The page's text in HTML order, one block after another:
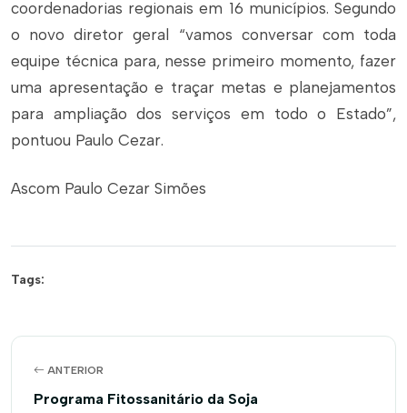
coordenadorias regionais em 16 municípios. Segundo
o novo diretor geral “vamos conversar com toda
equipe técnica para, nesse primeiro momento, fazer
uma apresentação e traçar metas e planejamentos
para ampliação dos serviços em todo o Estado”,
pontuou Paulo Cezar.
Ascom Paulo Cezar Simões
Tags:
ANTERIOR
Programa Fitossanitário da Soja